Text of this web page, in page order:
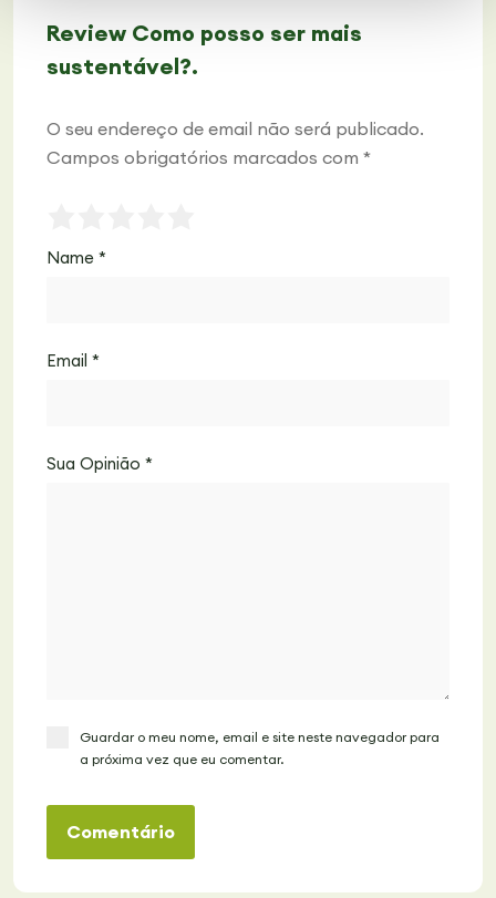
Review Como posso ser mais
sustentável?.
O seu endereço de email não será publicado.
Campos obrigatórios marcados com *
Name *
Email *
Sua Opinião *
Guardar o meu nome, email e site neste navegador para
a próxima vez que eu comentar.
Comentário